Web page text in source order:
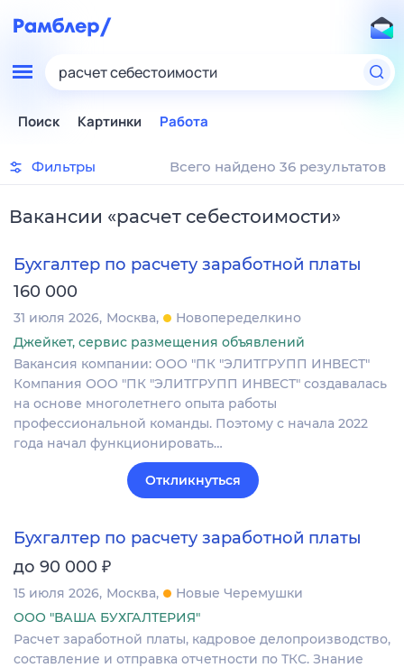
расчет себестоимости
Поиск Картинки Работа
Фильтры Всего найдено 36 результатов
Вакансии «расчет себестоимости»
Бухгалтер по расчету заработной платы
160 000
31 июля 2026 Москва
Новопеределкино
Джейкет, сервис размещения объявлений
Вакансия компании: ООО "ПК "ЭЛИТГРУПП ИНВЕСТ"
Компания ООО "ПК "ЭЛИТГРУПП ИНВЕСТ" создавалась
на основе многолетнего опыта работы
профессиональной команды. Поэтому с начала 2022
года начал функционировать…
Откликнуться
Бухгалтер по расчету заработной платы
до 90 000 ₽
15 июля 2026 Москва
Новые Черемушки
ООО "ВАША БУХГАЛТЕРИЯ"
Расчет заработной платы, кадровое делопроизводство,
составление и отправка отчетности по ТКС. Знание